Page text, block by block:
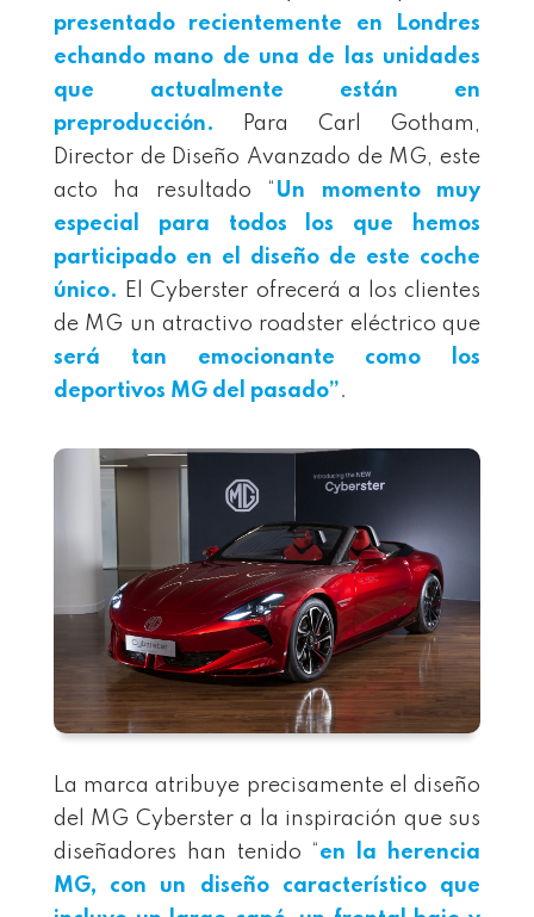
presentado recientemente en Londres
echando mano de una de las unidades
que actualmente están en
preproducción.
Para Carl Gotham,
Director de Diseño Avanzado de MG, este
acto ha resultado “ Un momento muy
especial para todos los que hemos
participado en el diseño de este coche
único.
El Cyberster ofrecerá a los clientes
de MG un atractivo roadster eléctrico que
será tan emocionante como los
deportivos MG del pasado”.
La marca atribuye precisamente el diseño
del MG Cyberster a la inspiración que sus
diseñadores han tenido “en la herencia
MG, con un diseño característico que